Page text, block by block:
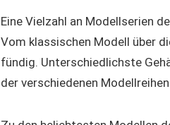
Eine Vielzahl an Modellserien
Vom klassischen Modell über
fündig. Unterschiedlichste
der verschiedenen